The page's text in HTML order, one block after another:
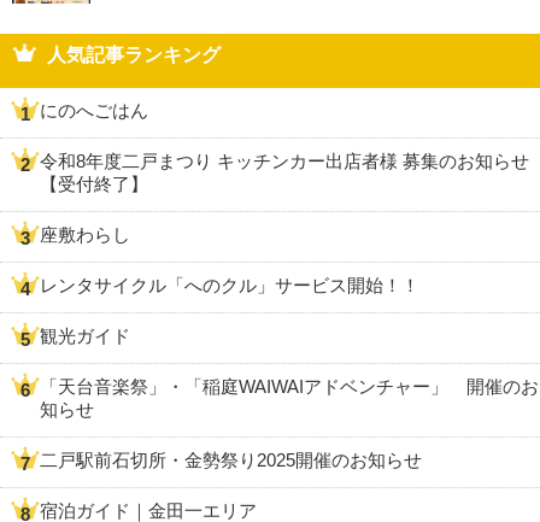
人気記事ランキング
にのへごはん
令和8年度二戸まつり キッチンカー出店者様 募集のお知らせ
【受付終了】
座敷わらし
レンタサイクル「へのクル」サービス開始！！
観光ガイド
「天台音楽祭」・「稲庭WAIWAIアドベンチャー」 開催のお
知らせ
二戸駅前石切所・金勢祭り2025開催のお知らせ
宿泊ガイド｜金田一エリア